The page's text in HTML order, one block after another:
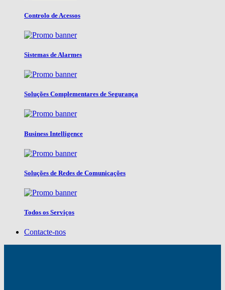
Controlo de Acessos
Sistemas de Alarmes
Soluções Complementares de Segurança
Business Intelligence
Soluções de Redes de Comunicações
Todos os Serviços
Contacte-nos